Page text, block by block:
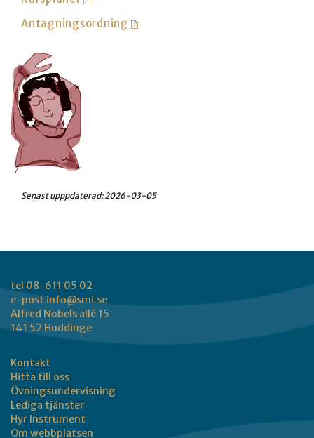
Antagningsordning
Senast upppdaterad:2026-03-05
tel 08-611 05 02
e-postinfo@smi.se
Alfred Nobels allé 15
141 52 Huddinge
Kontakt
Hitta till oss
Övningsundervisning
Lediga tjänster
Hyr Instrument
Om webbplatsen